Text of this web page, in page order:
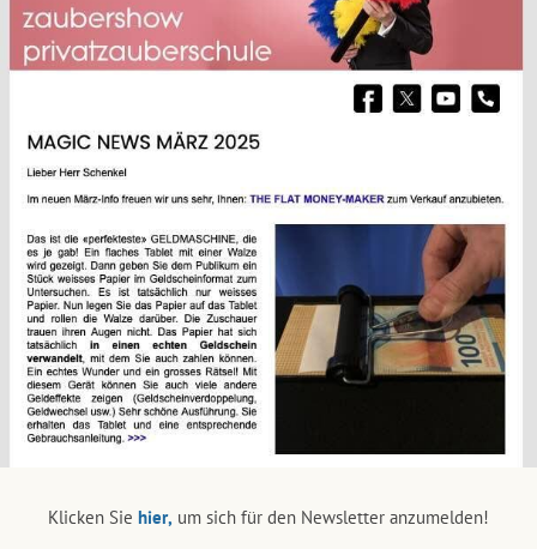
Klicken Sie hier, um sich für den Newsletter anzumelden!